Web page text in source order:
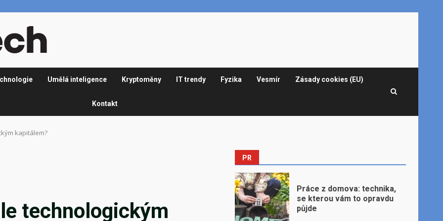
Umělá inteligence Kryptoměny IT trendy Fyzika Vesmír Zásady cookies (EU)
Kontakt
kapitálem?
technologickým
PR
Práce z domova: technika,
se kterou vám to opravdu
půjde